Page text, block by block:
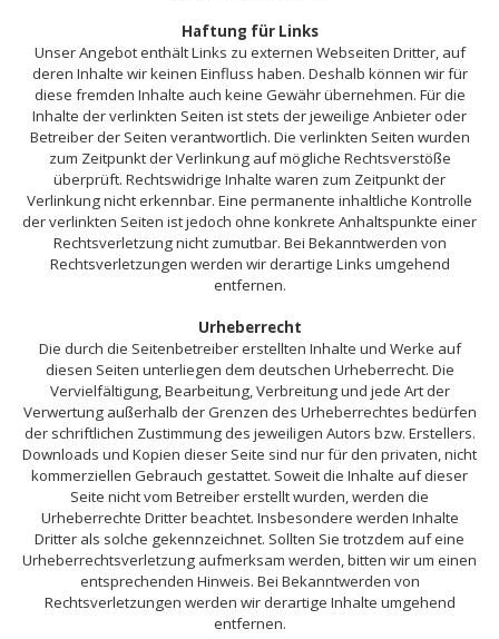
Haftung für Links
Unser Angebot enthält Links zu externen Webseiten Dritter, auf
deren Inhalte wir keinen Einfluss haben. Deshalb können wir für
diese fremden Inhalte auch keine Gewähr übernehmen. Für die
Inhalte der verlinkten Seiten ist stets der jeweilige Anbieter oder
Betreiber der Seiten verantwortlich. Die verlinkten Seiten wurden
zum Zeitpunkt der Verlinkung auf mögliche Rechtsverstöße
überprüft. Rechtswidrige Inhalte waren zum Zeitpunkt der
Verlinkung nicht erkennbar. Eine permanente inhaltliche Kontrolle
der verlinkten Seiten ist jedoch ohne konkrete Anhaltspunkte einer
Rechtsverletzung nicht zumutbar. Bei Bekanntwerden von
Rechtsverletzungen werden wir derartige Links umgehend
entfernen.
Urheberrecht
Die durch die Seitenbetreiber erstellten Inhalte und Werke auf
diesen Seiten unterliegen dem deutschen Urheberrecht. Die
Vervielfältigung, Bearbeitung, Verbreitung und jede Art der
Verwertung außerhalb der Grenzen des Urheberrechtes bedürfen
der schriftlichen Zustimmung des jeweiligen Autors bzw. Erstellers.
Downloads und Kopien dieser Seite sind nur für den privaten, nicht
kommerziellen Gebrauch gestattet. Soweit die Inhalte auf dieser
Seite nicht vom Betreiber erstellt wurden, werden die
Urheberrechte Dritter beachtet. Insbesondere werden Inhalte
Dritter als solche gekennzeichnet. Sollten Sie trotzdem auf eine
Urheberrechtsverletzung aufmerksam werden, bitten wir um einen
entsprechenden Hinweis. Bei Bekanntwerden von
Rechtsverletzungen werden wir derartige Inhalte umgehend
entfernen.